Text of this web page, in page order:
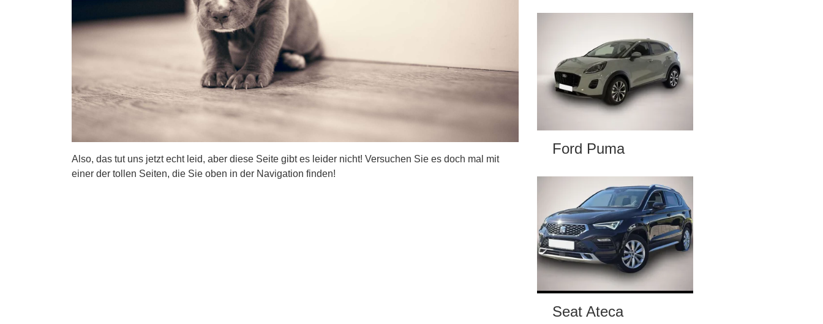
Also, das tut uns jetzt echt leid, aber diese Seite gibt es leider nicht! Versuchen Sie es doch mal mit
einer der tollen Seiten, die Sie oben in der Navigation finden!
Ford Puma
Seat Ateca